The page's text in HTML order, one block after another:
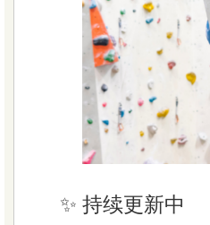
✨ 持续更新中